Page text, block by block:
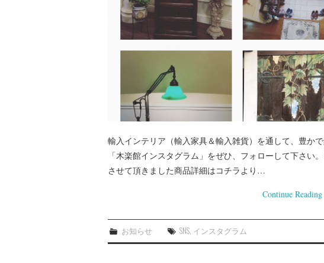
輸入インテリア（輸入家具＆輸入雑貨）を通して、豊か
「木楽館インスタグラム」をぜひ、フォローして下さい
させて頂きました商品詳細はコチラより…
Continue Reading
お知らせ SNS, インスタグラム